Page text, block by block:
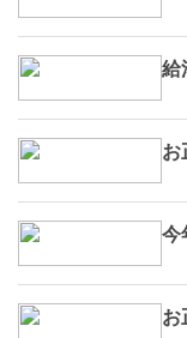
給
お
今